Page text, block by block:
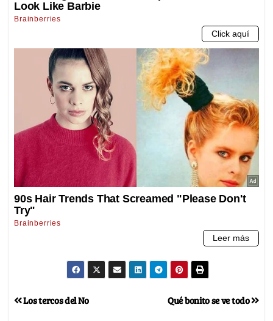
Qué bonito se ve todo
Los tercos del No